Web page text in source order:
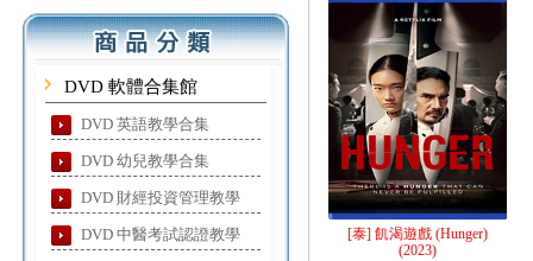
DVD 軟體合集館
DVD 英語教學合集
DVD 幼兒教學合集
DVD 財經投資管理教學
DVD 中醫考試認證教學
[泰] 飢渴遊戲 (Hunger)
(2023)